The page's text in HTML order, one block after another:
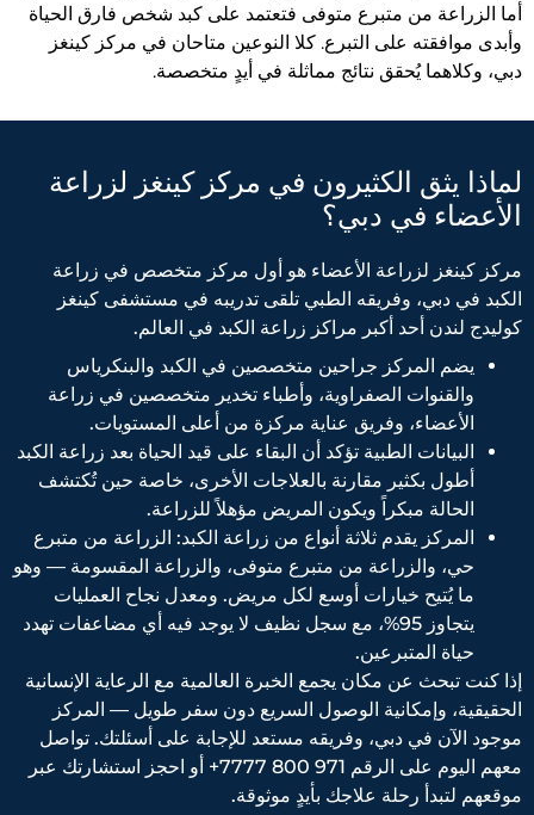
أما الزراعة من متبرع متوفى فتعتمد على كبد شخص فارق الحياة
وأبدى موافقته على التبرع. كلا النوعين متاحان في مركز كينغز
دبي، وكلاهما يُحقق نتائج مماثلة في أيدٍ متخصصة.
لماذا يثق الكثيرون في مركز كينغز لزراعة
الأعضاء في دبي؟
مركز كينغز لزراعة الأعضاء هو أول مركز متخصص في زراعة
الكبد في دبي، وفريقه الطبي تلقى تدريبه في مستشفى كينغز
كوليدج لندن أحد أكبر مراكز زراعة الكبد في العالم.
يضم المركز جراحين متخصصين في الكبد والبنكرياس
والقنوات الصفراوية، وأطباء تخدير متخصصين في زراعة
الأعضاء، وفريق عناية مركزة من أعلى المستويات.
البيانات الطبية تؤكد أن البقاء على قيد الحياة بعد زراعة الكبد
أطول بكثير مقارنة بالعلاجات الأخرى، خاصة حين تُكتشف
الحالة مبكراً ويكون المريض مؤهلاً للزراعة.
المركز يقدم ثلاثة أنواع من زراعة الكبد: الزراعة من متبرع
حي، والزراعة من متبرع متوفى، والزراعة المقسومة — وهو
ما يُتيح خيارات أوسع لكل مريض. ومعدل نجاح العمليات
يتجاوز 95%، مع سجل نظيف لا يوجد فيه أي مضاعفات تهدد
حياة المتبرعين.
إذا كنت تبحث عن مكان يجمع الخبرة العالمية مع الرعاية الإنسانية
الحقيقية، وإمكانية الوصول السريع دون سفر طويل — المركز
موجود الآن في دبي، وفريقه مستعد للإجابة على أسئلتك. تواصل
معهم اليوم على الرقم 971 800 7777+ أو احجز استشارتك عبر
موقعهم لتبدأ رحلة علاجك بأيدٍ موثوقة.